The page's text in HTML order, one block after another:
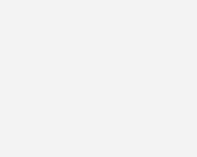
Ausbildungsstätte in
in Österreich ist